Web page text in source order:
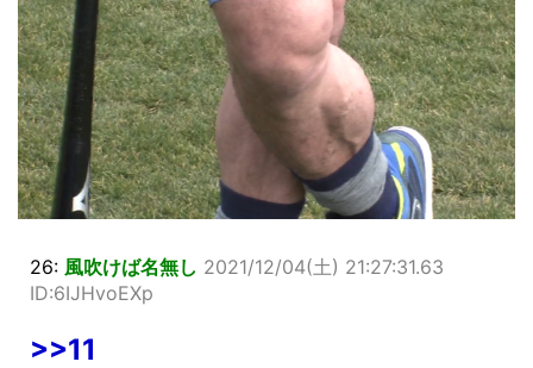
26: 風吹けば名無し 2021/12/04(土) 21:27:31.63
ID:6IJHvoEXp
>>11